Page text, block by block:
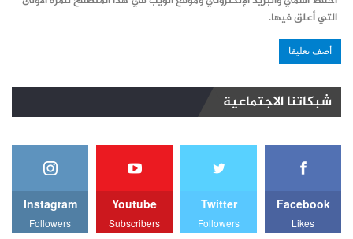
التي أعلق فيها.
شبكاتنا الاجتماعية
Facebook
Likes
Twitter
Followers
Youtube
Subscribers
Instagram
Followers